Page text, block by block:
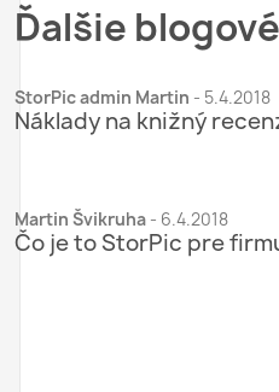
Ďalšie
StorPic admin Martin - 5.4.2018
Náklady na knižný
Martin Švikruha - 6.4.2018
Čo je to StorPic pre